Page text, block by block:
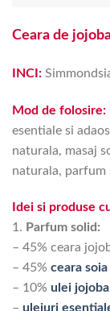
Ceara de
INCI:
Mod de folosire:
esentiale si
naturala, masaj
naturala, parfum
Idei si produse
1. Parfum solid:
– 45% ceara
– 45% ceara soia
– 10% ulei
– uleiuri